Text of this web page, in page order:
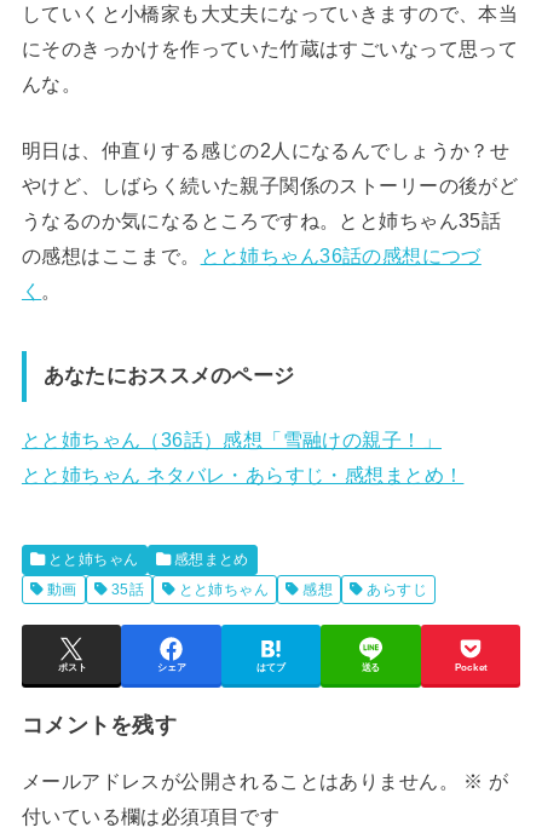
していくと小橋家も大丈夫になっていきますので、本当
にそのきっかけを作っていた竹蔵はすごいなって思って
んな。
明日は、仲直りする感じの2人になるんでしょうか？せ
やけど、しばらく続いた親子関係のストーリーの後がど
うなるのか気になるところですね。とと姉ちゃん35話
の感想はここまで。
とと姉ちゃん36話の感想につづ
く 。
あなたにおススメのページ
とと姉ちゃん（36話）感想「雪融けの親子！」
とと姉ちゃん ネタバレ・あらすじ・感想まとめ！
とと姉ちゃん
感想まとめ
動画
35話 とと姉ちゃん 感想 あらすじ
ポスト シェア はてブ 送る Pocket
コメントを残す
メールアドレスが公開されることはありません。 ※ が
付いている欄は必須項目です